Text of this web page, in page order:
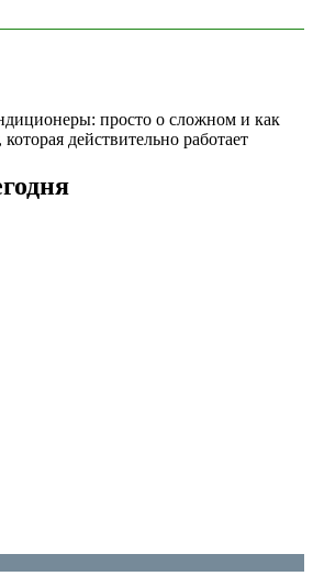
просто о сложном и как
действительно работает